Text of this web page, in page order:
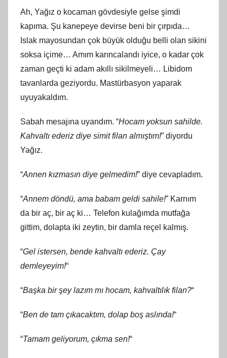
Ah, Yağız o kocaman gövdesiyle gelse şimdi
kapıma. Şu kanepeye devirse beni bir çırpıda…
Islak mayosundan çok büyük olduğu belli olan sikini
soksa içime… Amım karıncalandı iyice, o kadar çok
zaman geçti ki adam akıllı sikilmeyeli… Libidom
tavanlarda geziyordu. Mastürbasyon yaparak
uyuyakaldım.
Sabah mesajına uyandım. “Hocam yoksun sahilde.
Kahvaltı ederiz diye simit filan almıştım!” diyordu
Yağız.
“Annen kızmasın diye gelmedim!” diye cevapladım.
“Annem döndü, ama babam geldi sahile!” Karnım
da bir aç, bir aç ki… Telefon kulağımda mutfağa
gittim, dolapta iki zeytin, bir damla reçel kalmış.
“Gel istersen, bende kahvaltı ederiz. Çay
demleyeyim!“
“Başka bir şey lazım mı hocam, kahvaltılık filan?“
“Ben de tam çıkacaktım, dolap boş aslında!“
“Tamam geliyorum, çıkma sen!“